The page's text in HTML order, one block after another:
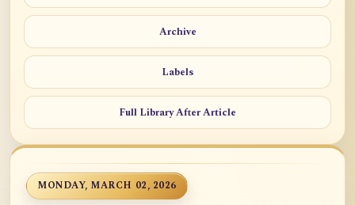
Archive
Labels
Full Library After Article
MONDAY, MARCH 02, 2026